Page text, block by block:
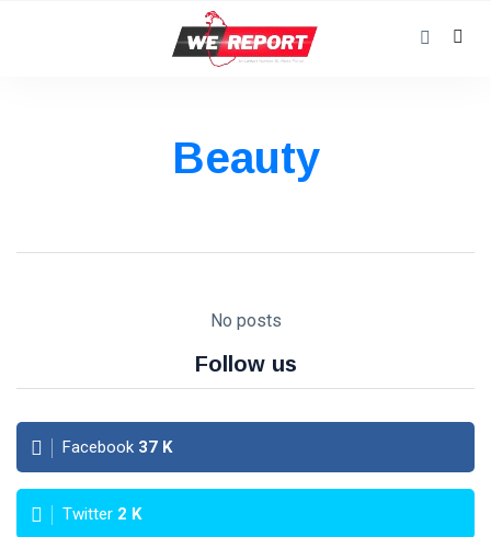
Beauty
No posts
Follow us
Facebook 37 K
Twitter 2 K